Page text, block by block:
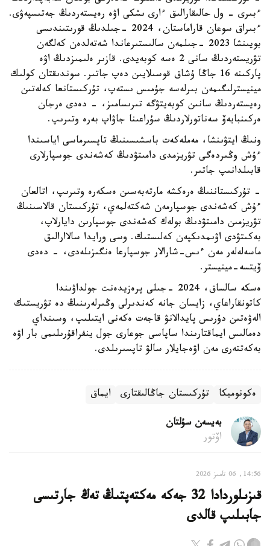
ءبىرى - ول حالىقارالىق ءارى ىشكى اۋە رەيستەردىڭ جەتىسپەۋى.
ءبىراق سوعان قاراماستان، 2024 -جىلدىڭ قورىتىندىسى
بويىنشا 2023 -جىلمەن سالىستىرعاندا شەتەلدەن كەلگەن
تۋريستەردىڭ سانى 2 ەسە كوبەيدى. قازىر ەلىمىزدىڭ اۋە
پاركىنە 16 جاڭا ۇشاق قوسىلايىن دەپ جاتىر. سوندىقتان كولىك
مينيسترلىگىمەن بىرلەسە جۇمىس ىستەپ، تۇركىستانعا كەلەتىن
رەيستەردىڭ سانىن كوبەيتۋگە تىرىسامىز، - دەدى ەرجان
ەركىنبايەۆ سەناتورلاردىڭ سۇراعىنا جاۋاپ بەرە وتىرىپ.
ونىڭ ايتۋىنشا، مەملەكەت باسشىسىنىڭ تاپسىرماسى اياسىندا
ءۇش وڭىردەگى تۋريزمدى دامىتۋدىڭ كەشەندى جوسپارلارى
قابىلدانىپ جاتىر.
- تۇركىستاننىڭ ەرەكشە مارتەبەسىن ەسكەرە وتىرىپ، اتالعان
ءۇش كەشەندى جوسپارمەن شەكتەلمەي، تۇركىستان قالاسىنىڭ
تۋريزمىن دامىتۋدىڭ بولەك كەشەندى جوسپارىن دايارلاپ،
بەكىتۋدى اۋىمدىكپەن كەلىستىك. وسى ورايدا سالاارالىق
ماسەلەلەر مەن ءىس-شارالار جوسپارعا ەنگىزىلەدى، - دەدى
ۆيتسە-مينيستر.
ەسكە سالساق، 2024 -جىلى پرەزيدەنت جولداۋىندا
كاتونقاراعاي، زايسان جانە كەندىرلى وڭىرلەرىنىڭ دە تۋريستىك
الەۋەتىن دۇرىس پايدالانۋ قاجەت ەكەنى ايتىلىپ، وسىنداي
دەمالىس ايماقتارىندا ساپاسى جوعارى جول ينفراقۇرىلىمى بار اۋە
بەكەتتەرى مەن اۋەجايلار سالۋ تاپسىرىلدى.
ەكونوميكا تۇركىستان جاڭالىقتارى ايماق
بەيسەن سۇلتان
اۆتور
14:56, 06 تامىز 2026
قىزىلوردادا 32 جەكە مەكتەپتىڭ تەڭ جارتىسى
جابىلىپ قالدى